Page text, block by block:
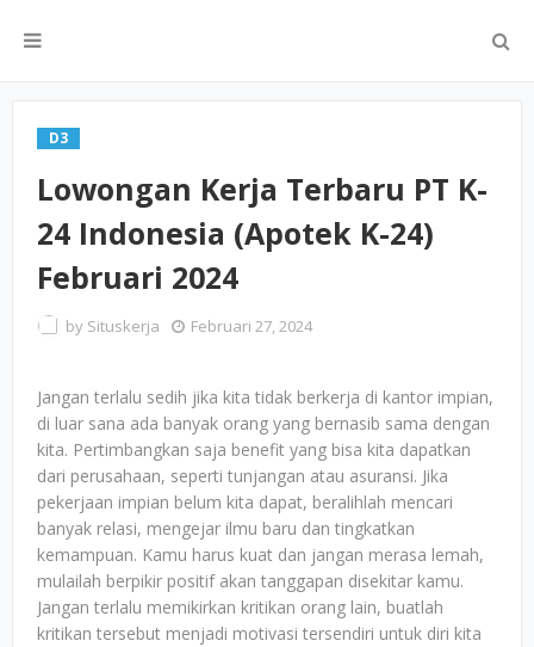
D3
Lowongan Kerja Terbaru PT K-
24 Indonesia (Apotek K-24)
Februari 2024
by Situskerja Februari 27, 2024
Jangan terlalu sedih jika kita tidak berkerja di kantor impian,
di luar sana ada banyak orang yang bernasib sama dengan
kita. Pertimbangkan saja benefit yang bisa kita dapatkan
dari perusahaan, seperti tunjangan atau asuransi. Jika
pekerjaan impian belum kita dapat, beralihlah mencari
banyak relasi, mengejar ilmu baru dan tingkatkan
kemampuan. Kamu harus kuat dan jangan merasa lemah,
mulailah berpikir positif akan tanggapan disekitar kamu.
Jangan terlalu memikirkan kritikan orang lain, buatlah
kritikan tersebut menjadi motivasi tersendiri untuk diri kita